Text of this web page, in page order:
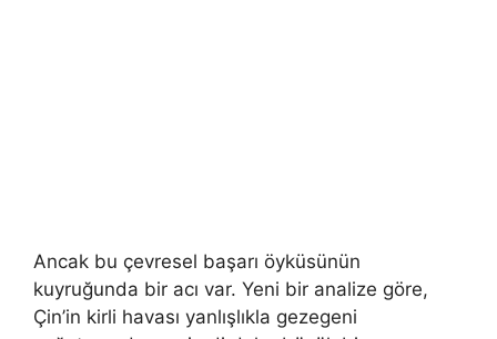
Ancak bu çevresel başarı öyküsünün
kuyruğunda bir acı var. Yeni bir analize göre,
Çin’in kirli havası yanlışlıkla gezegeni